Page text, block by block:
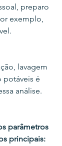
preparo
exemplo,
lavagem
potáveis é
análise.
parâmetros
principais: